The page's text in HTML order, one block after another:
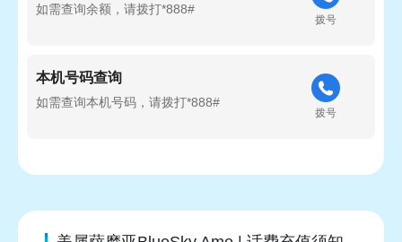
如需查询余额，请拨打*888#
拨号
本机号码查询
如需查询本机号码，请拨打*888#
拨号